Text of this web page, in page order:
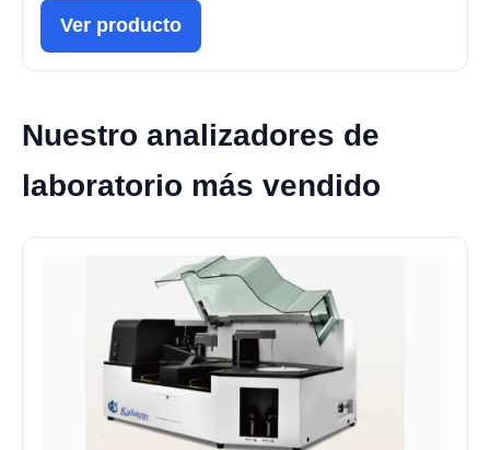
Ver producto
Nuestro analizadores de
laboratorio más vendido